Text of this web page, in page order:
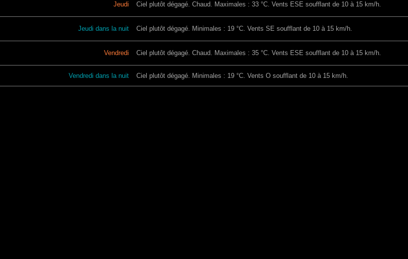
Jeudi Ciel plutôt dégagé. Chaud. Maximales : 33 °C. Vents ESE soufflant de 10 à 15 km/h.
Jeudi dans la nuit Ciel plutôt dégagé. Minimales : 19 °C. Vents SE soufflant de 10 à 15 km/h.
Vendredi Ciel plutôt dégagé. Chaud. Maximales : 35 °C. Vents ESE soufflant de 10 à 15 km/h.
Vendredi dans la nuit Ciel plutôt dégagé. Minimales : 19 °C. Vents O soufflant de 10 à 15 km/h.